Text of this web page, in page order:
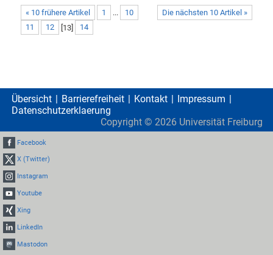
« 10 frühere Artikel Die nächsten 10 Artikel »
1 ...
10
11
12 [13] 14
Übersicht Barrierefreiheit Kontakt
Impressum
Datenschutzerklaerung
Copyright © 2026 Universität Freiburg
Facebook
X (Twitter)
Instagram
Youtube
Xing
LinkedIn
Mastodon